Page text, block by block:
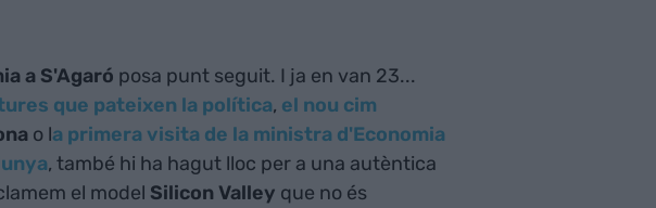
a S'Agaró posa punt seguit. I ja en van 23...
que pateixen la política, el nou cim
o la primera visita de la ministra d'Economia
, també hi ha hagut lloc per a una autèntica
el model Silicon Valley que no és